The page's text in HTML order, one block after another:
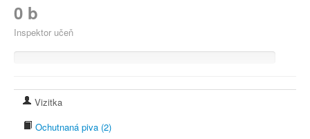
0 b
Inspektor učeň
Vizitka
Ochutnaná piva (2)